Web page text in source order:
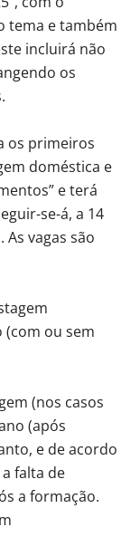
tema e também
incluirá não
os
os primeiros
doméstica e
e terá
se-á, a 14
vagas são
(com ou sem
(nos casos
(após
e de acordo
falta de
a formação.